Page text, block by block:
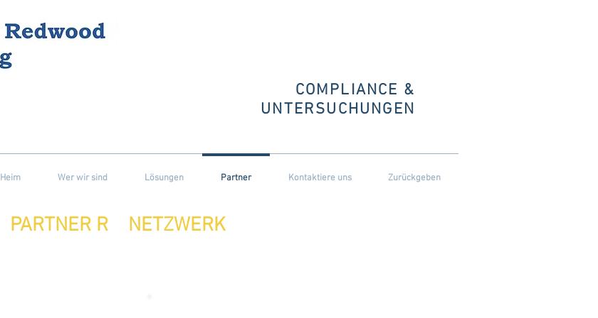
COMPLIANCE &
UNTERSUCHUNGEN
Heim Wer wir sind Lösungen Partner Kontaktiere uns Zurückgeben
PARTNER R NETZWERK